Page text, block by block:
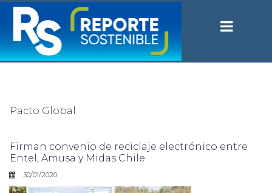
Pacto Global
Firman convenio de reciclaje electrónico entre
Entel, Amusa y Midas Chile
30/01/2020